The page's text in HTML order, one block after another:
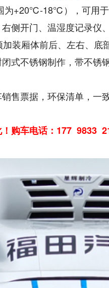
为+20℃-18℃），可用于
侧开门、温湿度记录仪
装厢体前后、左右、底
式不锈钢制作，带不锈
售票据，环保清单，一
购车电话：177 9833